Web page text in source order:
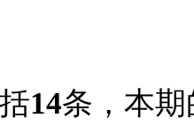
14条，本期